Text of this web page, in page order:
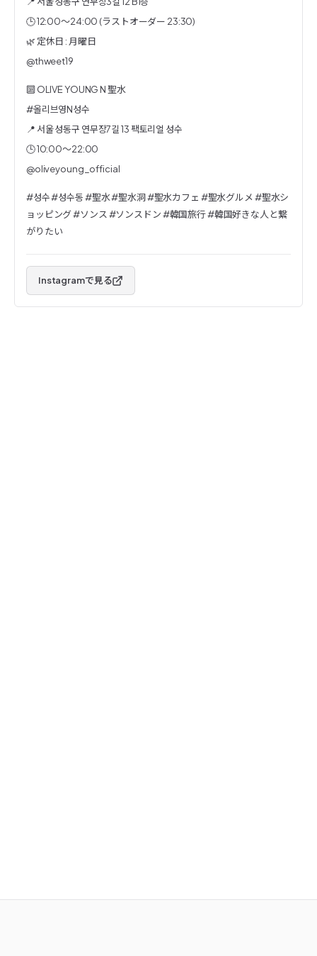
🕒 12:00〜24:00 (ラストオーダー 23:30)
🌿 定休日 : 月曜日
@thweet19
🔟 OLIVE YOUNG N 聖水
#올리브영N성수
📍 서울 성동구 연무장7길 13 팩토리얼 성수
🕒 10:00～22:00
@oliveyoung_official
#성수 #성수동 #聖水 #聖水洞 #聖水カフェ #聖水グルメ #聖水シ
ョッピング #ソンス #ソンスドン #韓国旅行 #韓国好きな人と繋
がりたい
Instagramで見る